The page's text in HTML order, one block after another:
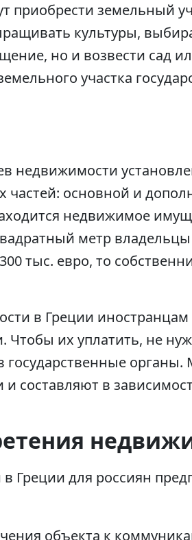
приобрести земельный
культуры,
но и возвести сад
участка
недвижимости
частей: основной и
недвижимое
метр владельцы
тыс. евро, то
в Греции
их уплатить, не
государственные
составляют в
Греции для россиян
объекта к